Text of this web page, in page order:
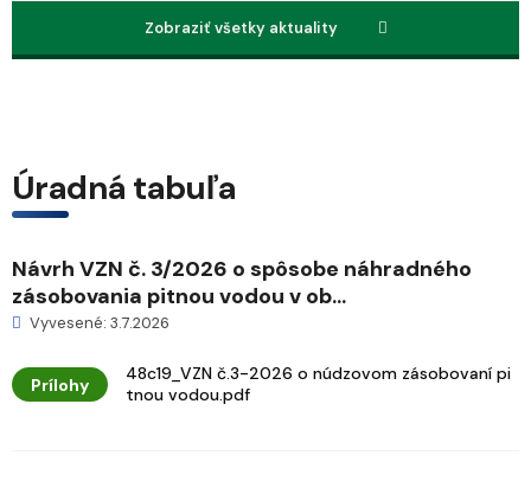
Zobraziť všetky aktuality
Úradná tabuľa
Návrh VZN č. 3/2026 o spôsobe náhradného
zásobovania pitnou vodou v ob...
Vyvesené: 3.7.2026
Prílohy
48c19_VZN č.3-2026 o núdzovom zásobovaní pi
tnou vodou.pdf